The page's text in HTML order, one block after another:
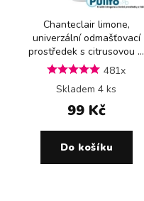
Chanteclair limone,
univerzální odmašťovací
prostředek s citrusovou ...
481x
Skladem 4 ks
99 Kč
Do košíku